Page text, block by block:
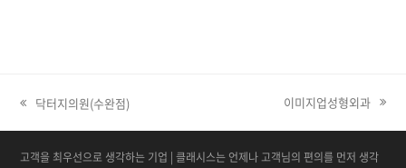
닥터지의원(수완점) 이미지업성형외과
고객을 최우선으로 생각하는 기업 | 클래시스는 언제나 고객님의 편의를 먼저 생각